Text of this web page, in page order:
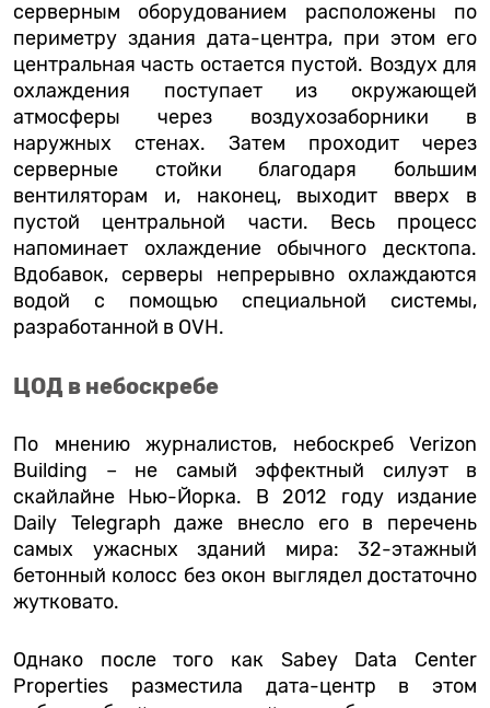
серверным оборудованием расположены по
периметру здания дата-центра, при этом его
центральная часть остается пустой. Воздух для
охлаждения поступает из окружающей
атмосферы через воздухозаборники в
наружных стенах. Затем проходит через
серверные стойки благодаря большим
вентиляторам и, наконец, выходит вверх в
пустой центральной части. Весь процесс
напоминает охлаждение обычного десктопа.
Вдобавок, серверы непрерывно охлаждаются
водой с помощью специальной системы,
разработанной в OVH.
ЦОД в небоскребе
По мнению журналистов, небоскреб Verizon
Building – не самый эффектный силуэт в
скайлайне Нью-Йорка. В 2012 году издание
Daily Telegraph даже внесло его в перечень
самых ужасных зданий мира: 32-этажный
бетонный колосс без окон выглядел достаточно
жутковато.
Однако после того как Sabey Data Center
Properties разместила дата-центр в этом